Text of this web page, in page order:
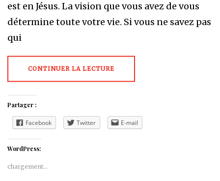
est en Jésus. La vision que vous avez de vous
détermine toute votre vie. Si vous ne savez pas
qui
CONTINUER LA LECTURE
Partager :
Facebook Twitter E-mail
WordPress:
chargement…